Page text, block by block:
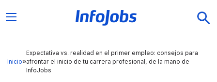
Inicio
Expectativa vs. realidad en el primer empleo: consejos para
afrontar el inicio de tu carrera profesional, de la mano de
InfoJobs